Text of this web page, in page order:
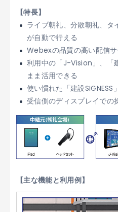
【特長】
ライブ朝礼、分散朝礼、タ
が自動で行える
Webexの品質の高い配信
利用中の「J-Vision」、「
まま活用できる
使い慣れた「建設
受信側のディスプレイでの
【主な機能と利用例】